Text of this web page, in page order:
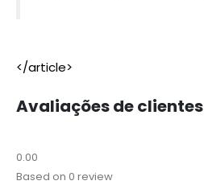
</article>
Avaliações de clientes
0.00
Based on 0 review